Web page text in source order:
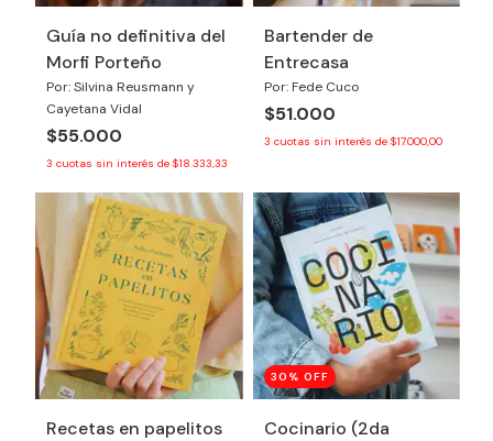
Guía no definitiva del
Morfi Porteño
Por: Silvina Reusmann y
Cayetana Vidal
$55.000
3 cuotas sin interés de $18.333,33
Bartender de
Entrecasa
Por: Fede Cuco
$51.000
3 cuotas sin interés de $17.000,00
Recetas en papelitos
30 % OFF
Cocinario (2da